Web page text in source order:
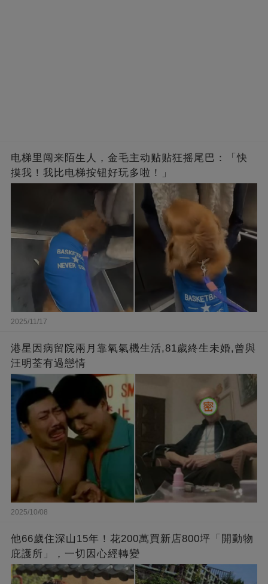
电梯里闯来陌生人，金毛主动贴贴狂摇尾巴：「快
摸我！我比电梯按钮好玩多啦！」
2025/11/17
港星因病留院兩月靠氧氣機生活,81歲終生未婚,曾與
汪明荃有過戀情
2025/10/08
他66歲住深山15年！花200萬買新店800坪「開動物
庇護所」，一切因心經轉變